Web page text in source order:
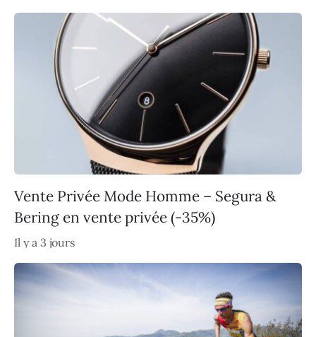
Vente Privée Mode Homme – Segura &
Bering en vente privée (-35%)
Il y a 3 jours